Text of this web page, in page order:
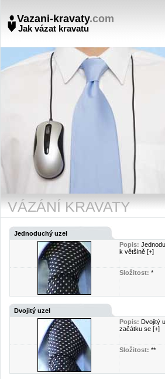
Vazani-kravaty.com
Jak vázat kravatu
VÁZÁNÍ KRAVATY
Jednoduchý uzel
Popis:
k většině [+]
Složitost: *
Dvojitý uzel
Popis: Dvojitý
začátku se [+]
Složitost: **